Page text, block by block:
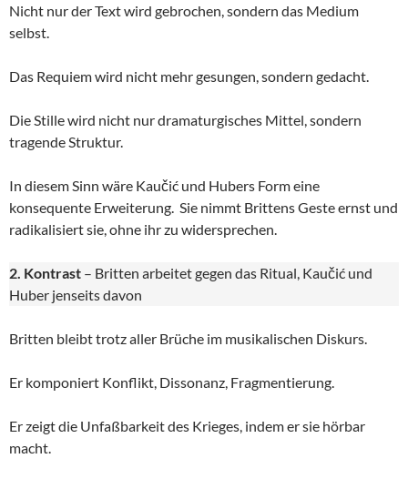
Nicht nur der Text wird gebrochen, sondern das Medium
selbst.
Das Requiem wird nicht mehr gesungen, sondern gedacht.
Die Stille wird nicht nur dramaturgisches Mittel, sondern
tragende Struktur.
In diesem Sinn wäre Kaučić und Hubers Form eine
konsequente Erweiterung. Sie nimmt Brittens Geste ernst und
radikalisiert sie, ohne ihr zu widersprechen.
2. Kontrast – Britten arbeitet gegen das Ritual, Kaučić und
Huber jenseits davon
Britten bleibt trotz aller Brüche im musikalischen Diskurs.
Er komponiert Konflikt, Dissonanz, Fragmentierung.
Er zeigt die Unfaßbarkeit des Krieges, indem er sie hörbar
macht.